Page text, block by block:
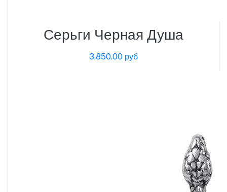
Серьги Черная Душа
3,850.00 руб